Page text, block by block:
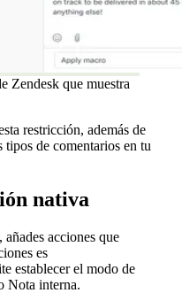
Zendesk que muestra
restricción, además de
tipos de comentarios en tu
nativa
, añades acciones que
es
establecer el modo de
Nota interna.